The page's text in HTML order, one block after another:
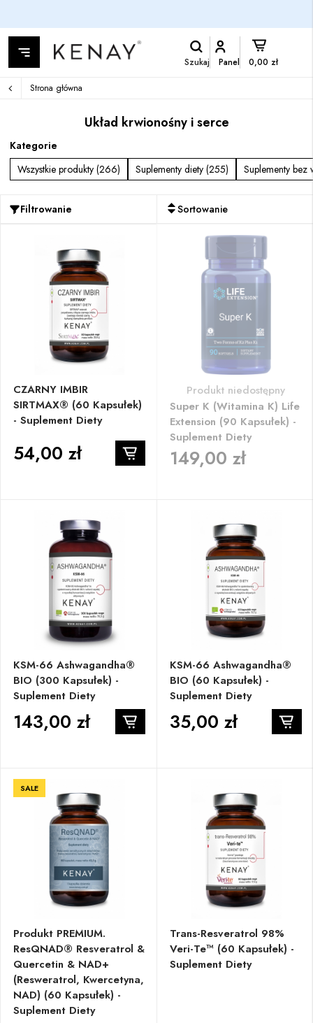
Szukaj Panel 0,00 zł
Strona główna
Układ krwionośny i serce
Kategorie
Wszystkie produkty (266)
Suplementy diety (255) Suplementy bez
Filtrowanie Sortowanie
CZARNY IMBIR
SIRTMAX® (60 Kapsułek)
- Suplement Diety
54,00 zł
Produkt niedostępny
Super K (witamina K) Life
Extension (90 Kapsułek) -
Suplement Diety
149,00 zł
KSM-66 Ashwagandha®
BIO (300 Kapsułek) -
Suplement Diety
143,00 zł
KSM-66 Ashwagandha®
BIO (60 Kapsułek) -
Suplement Diety
35,00 zł
SALE
Produkt PREMIUM.
ResQNAD® Resveratrol &
Quercetin & NAD+
(resweratrol, Kwercetyna,
NAD) (60 Kapsułek) -
Suplement Diety
Trans-Resveratrol 98%
Veri-Te™ (60 Kapsułek) -
Suplement Diety